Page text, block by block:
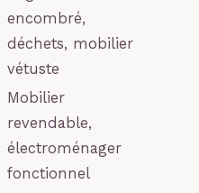
encombré,
déchets, mobilier
vétuste
Mobilier
revendable,
électroménager
fonctionnel